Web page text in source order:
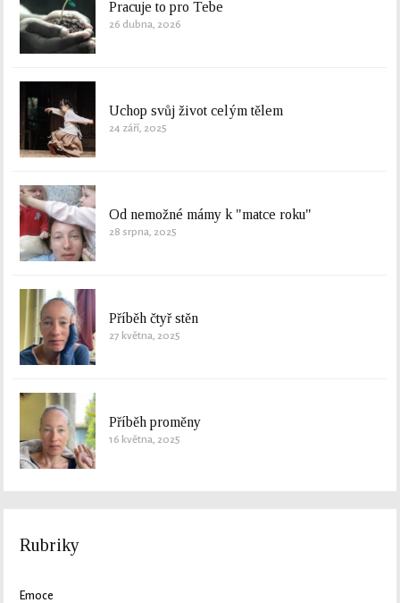
Pracuje to pro Tebe
26 dubna, 2026
Uchop svůj život celým tělem
24 září, 2025
Od nemožné mámy k "matce roku"
28 srpna, 2025
Příběh čtyř stěn
27 května, 2025
Příběh proměny
16 května, 2025
Rubriky
Emoce